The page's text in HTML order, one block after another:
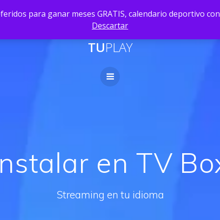
para ganar meses GRATIS, calendario deportivo
Descartar
TUPLAY
en TV
Streaming en tu idioma